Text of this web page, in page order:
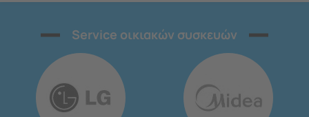
Service οικιακών συσκευών